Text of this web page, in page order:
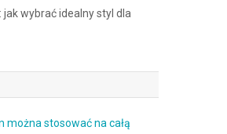
jak wybrać idealny styl dla
można stosować na całą